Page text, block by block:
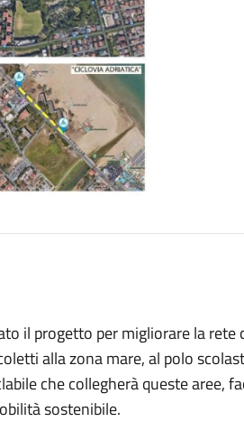
il progetto per migliorare la rete
alla zona mare, al polo
che collegherà queste aree,
sostenibile.